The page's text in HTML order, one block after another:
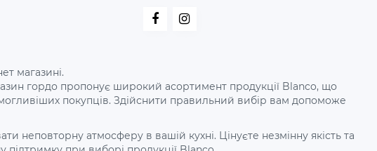
магазині.
гордо пропонує широкий асортимент продукції Blanco, що
покупців. Здійснити правильний вибір вам допоможе
атмосферу в вашій кухні. Цінуєте незмінну якість та